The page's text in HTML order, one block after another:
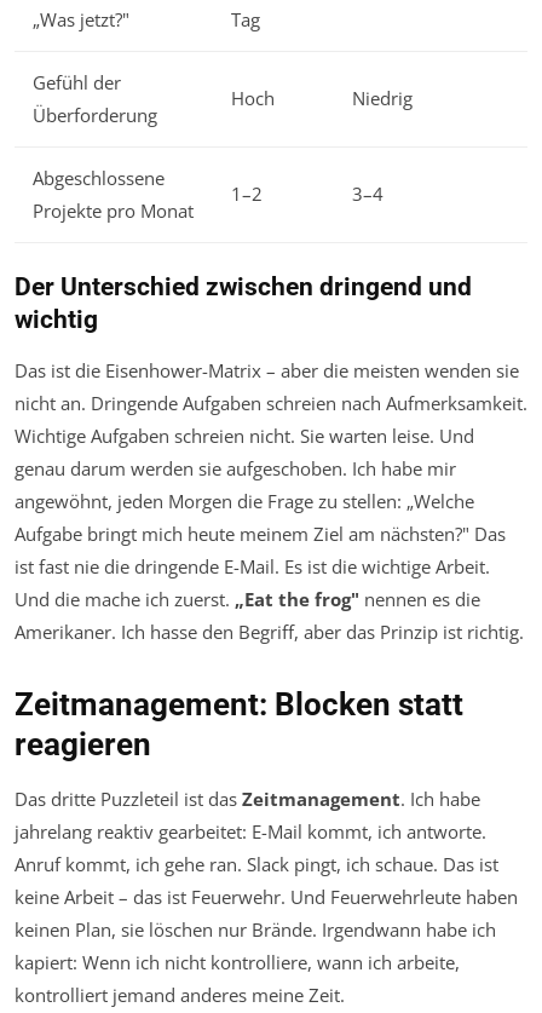
„Was jetzt?"
Tag
Gefühl der
Überforderung
Hoch Niedrig
Abgeschlossene
Projekte pro Monat
1–2 3–4
Der Unterschied zwischen dringend und
wichtig
Das ist die Eisenhower-Matrix – aber die meisten wenden sie
nicht an. Dringende Aufgaben schreien nach Aufmerksamkeit.
Wichtige Aufgaben schreien nicht. Sie warten leise. Und
genau darum werden sie aufgeschoben. Ich habe mir
angewöhnt, jeden Morgen die Frage zu stellen: „Welche
Aufgabe bringt mich heute meinem Ziel am nächsten?" Das
ist fast nie die dringende E-Mail. Es ist die wichtige Arbeit.
Und die mache ich zuerst. „Eat the frog" nennen es die
Amerikaner. Ich hasse den Begriff, aber das Prinzip ist richtig.
Zeitmanagement: Blocken statt
reagieren
Das dritte Puzzleteil ist das Zeitmanagement. Ich habe
jahrelang reaktiv gearbeitet: E-Mail kommt, ich antworte.
Anruf kommt, ich gehe ran. Slack pingt, ich schaue. Das ist
keine Arbeit – das ist Feuerwehr. Und Feuerwehrleute haben
keinen Plan, sie löschen nur Brände. Irgendwann habe ich
kapiert: Wenn ich nicht kontrolliere, wann ich arbeite,
kontrolliert jemand anderes meine Zeit.